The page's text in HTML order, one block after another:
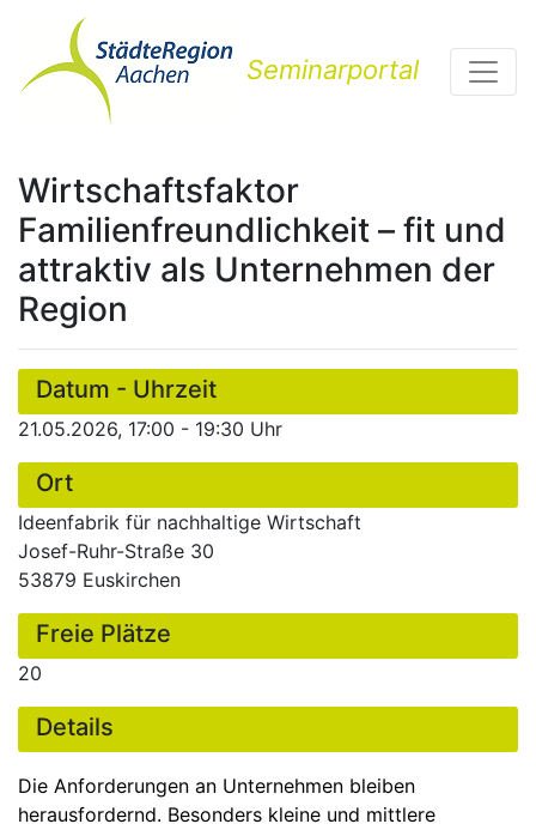
Seminarportal
Wirtschaftsfaktor
Familienfreundlichkeit – fit und
attraktiv als Unternehmen der
Region
Datum - Uhrzeit
21.05.2026, 17:00 - 19:30 Uhr
Ort
Ideenfabrik für nachhaltige Wirtschaft
Josef-Ruhr-Straße 30
53879 Euskirchen
Freie Plätze
20
Details
Die Anforderungen an Unternehmen bleiben
herausfordernd. Besonders kleine und mittlere